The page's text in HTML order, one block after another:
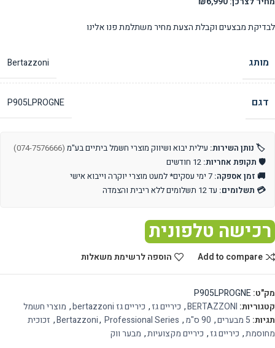
לבדיקת מבצעים וקבלת הצעת מחיר משתלמת פנו אלינו
מותג Bertazzoni
דגם P905LPROGNE
🏷️ נותן השירות: עילית יבוא ושיווק מוצרי חשמל ביתיים בע"מ (074-7576666)
🛡️ תקופת אחריות:
🚚 זמן אספקה:
💳 תשלומים: עד 12 תשלומים ללא ריבית והצמדה
רכישה טלפונית
Add to compare הוספה לרשימת משאלות
מק"ט:P905LPROGNE
קטגוריות: BERTAZZONI
, כיריים גז, כיריים גז bertazzoni , מוצרי חשמל
תגיות: 5 מבערים , 90 ס"מ ,
Bertazzoni, Professional Series
, זכוכית
מחוסמת, כיריים גז, כיריים מקצועיות, מבער ווק